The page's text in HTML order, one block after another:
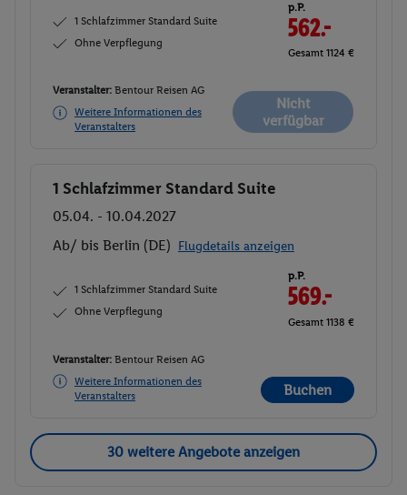
1 Schlafzimmer Standard Suite
Ohne Verpflegung
p.P.
562.-
Gesamt 1124 €
Veranstalter: Bentour Reisen AG
Weitere Informationen des
Veranstalters
Nicht
verfügbar
Buchen
1 Schlafzimmer Standard Suite
05.04. - 10.04.2027
Ab/ bis Berlin (DE) Flugdetails anzeigen
1 Schlafzimmer Standard Suite
Ohne Verpflegung
p.P.
569.-
Gesamt 1138 €
Veranstalter: Bentour Reisen AG
Weitere Informationen des
Veranstalters
Buchen
30 weitere Angebote anzeigen